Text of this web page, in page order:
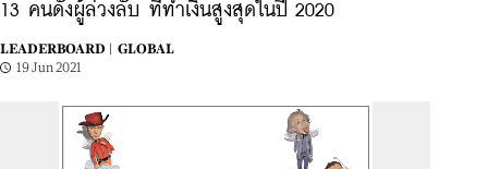
13 คนดังผู้ล่วงลับ ที่ทำเงินสูงสุดในปี 2020
LEADERBOARD |
GLOBAL
19 Jun 2021